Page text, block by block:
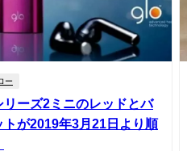
ー
リーズ2ミニのレッドとバ
トが2019年3月21日より順